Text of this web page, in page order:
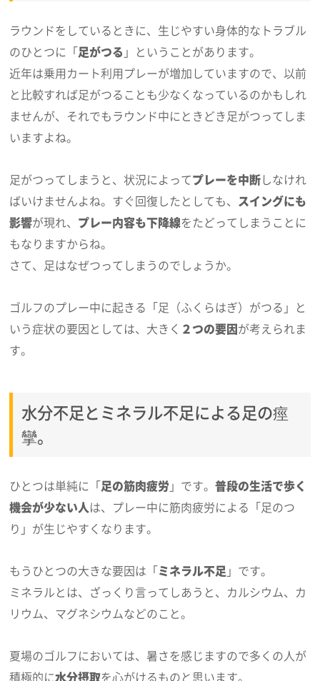
ラウンドをしているときに、生じやすい身体的なトラブル
のひとつに「足がつる 」ということがあります。
近年は乗用カート利用プレーが増加していますので、以前
と比較すれば足がつることも少なくなっているのかもしれ
ませんが、それでもラウンド中にときどき足がつってしま
いますよね。
足がつってしまうと、状況によってプレーを中断しなけれ
ばいけませんよね。すぐ回復したとしても、 スイングにも
影響が現れ、 プレー内容も下降線をたどってしまうことに
もなりますからね。
さて、足はなぜつってしまうのでしょうか。
ゴルフのプレー中に起きる「足（ふくらはぎ）がつる」と
いう症状の要因としては、大きく ２つの要因が考えられま
す。
水分不足とミネラル不足による足の痙
攣。
ひとつは単純に「足の筋肉疲労 」です。普段の生活で歩く
機会が少ない人は、プレー中に筋肉疲労による「足のつ
り」が生じやすくなります。
もうひとつの大きな要因は「ミネラル不足」です。
ミネラルとは、ざっくり言ってしあうと、カルシウム、カ
リウム、マグネシウムなどのこと。
夏場のゴルフにおいては、暑さを感じますので多くの人が
積極的に水分摂取を心がけるものと思います。